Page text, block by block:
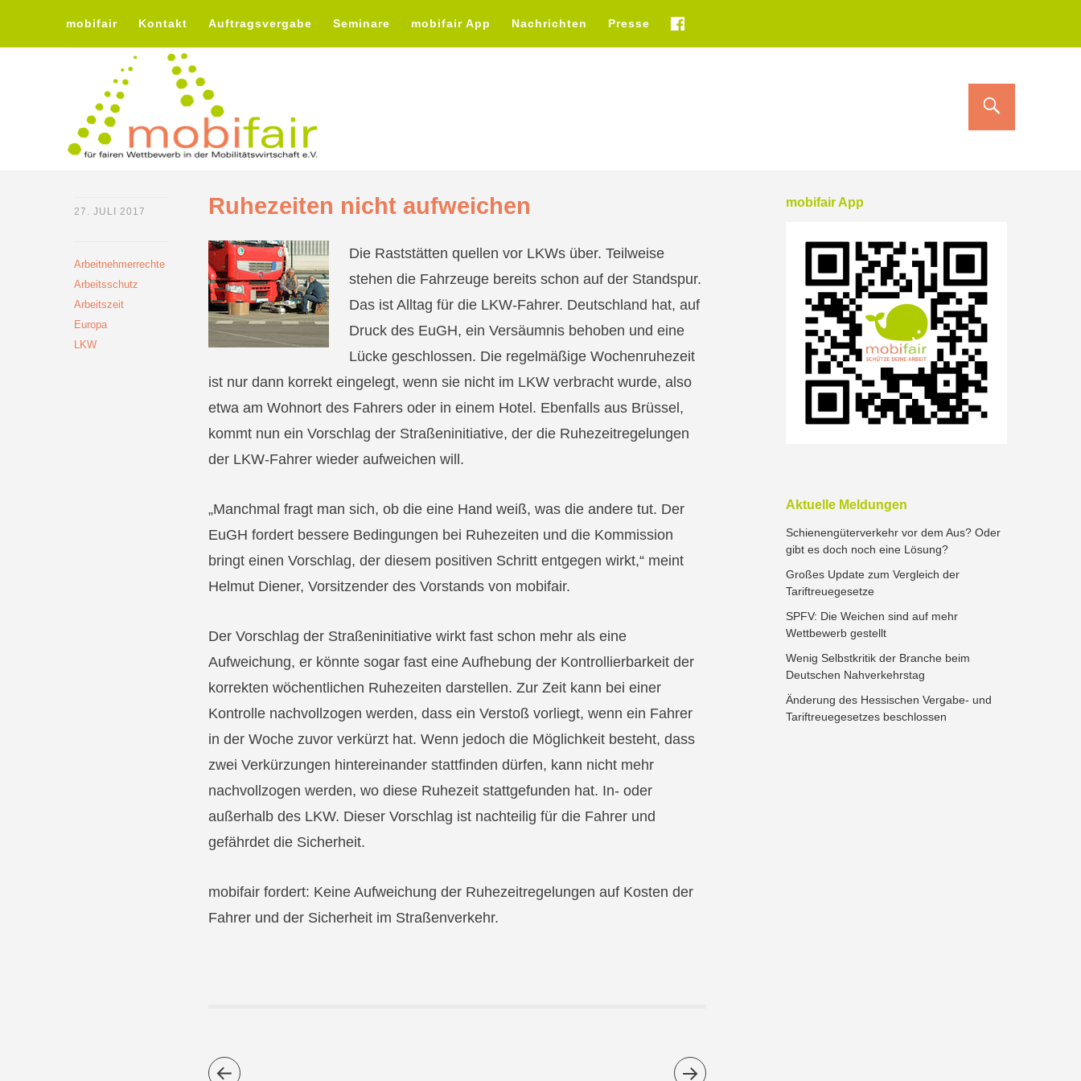
mobifair Kontakt Auftragsvergabe Seminare mobifair App Nachrichten Presse fb
27. JULI 2017
Arbeitnehmerrechte
Arbeitsschutz
Arbeitszeit
Europa
LKW
Ruhezeiten nicht aufweichen
Die Raststätten quellen vor LKWs über. Teilweise
stehen die Fahrzeuge bereits schon auf der Standspur.
Das ist Alltag für die LKW-Fahrer. Deutschland hat, auf
Druck des EuGH, ein Versäumnis behoben und eine
Lücke geschlossen. Die regelmäßige Wochenruhezeit
ist nur dann korrekt eingelegt, wenn sie nicht im LKW verbracht wurde, also
etwa am Wohnort des Fahrers oder in einem Hotel. Ebenfalls aus Brüssel,
kommt nun ein Vorschlag der Straßeninitiative, der die Ruhezeitregelungen
der LKW-Fahrer wieder aufweichen will.
„Manchmal fragt man sich, ob die eine Hand weiß, was die andere tut. Der
EuGH fordert bessere Bedingungen bei Ruhezeiten und die Kommission
bringt einen Vorschlag, der diesem positiven Schritt entgegen wirkt,“ meint
Helmut Diener, Vorsitzender des Vorstands von mobifair.
Der Vorschlag der Straßeninitiative wirkt fast schon mehr als eine
Aufweichung, er könnte sogar fast eine Aufhebung der Kontrollierbarkeit der
korrekten wöchentlichen Ruhezeiten darstellen. Zur Zeit kann bei einer
Kontrolle nachvollzogen werden, dass ein Verstoß vorliegt, wenn ein Fahrer
in der Woche zuvor verkürzt hat. Wenn jedoch die Möglichkeit besteht, dass
zwei Verkürzungen hintereinander stattfinden dürfen, kann nicht mehr
nachvollzogen werden, wo diese Ruhezeit stattgefunden hat. In- oder
außerhalb des LKW. Dieser Vorschlag ist nachteilig für die Fahrer und
gefährdet die Sicherheit.
mobifair fordert: Keine Aufweichung der Ruhezeitregelungen auf Kosten der
Fahrer und der Sicherheit im Straßenverkehr.
mobifair App
Aktuelle Meldungen
Schienengüterverkehr vor dem Aus? Oder
gibt es doch noch eine Lösung?
Großes Update zum Vergleich der
Tariftreuegesetze
SPFV: Die Weichen sind auf mehr
Wettbewerb gestellt
Wenig Selbstkritik der Branche beim
Deutschen Nahverkehrstag
Änderung des Hessischen Vergabe- und
Tariftreuegesetzes beschlossen